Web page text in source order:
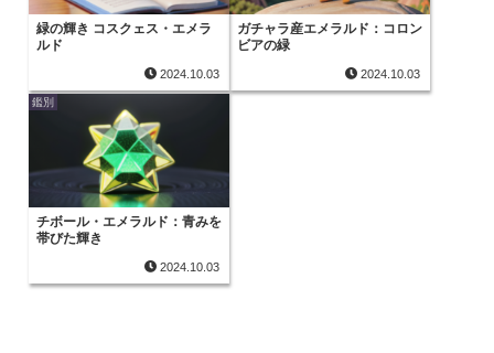
緑の輝き コスクェス・エメラ
ルド
2024.10.03
ガチャラ産エメラルド：コロン
ビアの緑
2024.10.03
鑑別
チボール・エメラルド：青みを
帯びた輝き
2024.10.03